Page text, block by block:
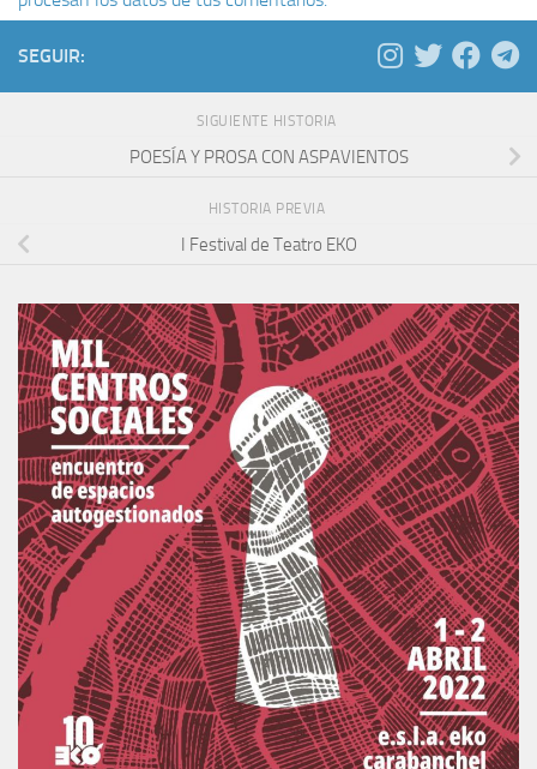
SEGUIR:
SIGUIENTE HISTORIA
POESÍA Y PROSA CON ASPAVIENTOS
HISTORIA PREVIA
I Festival de Teatro EKO